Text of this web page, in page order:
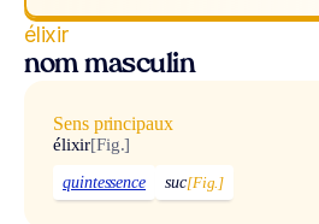
élixir
nom masculin
Sens principaux
élixir[Fig.]
quintessence suc[Fig.]